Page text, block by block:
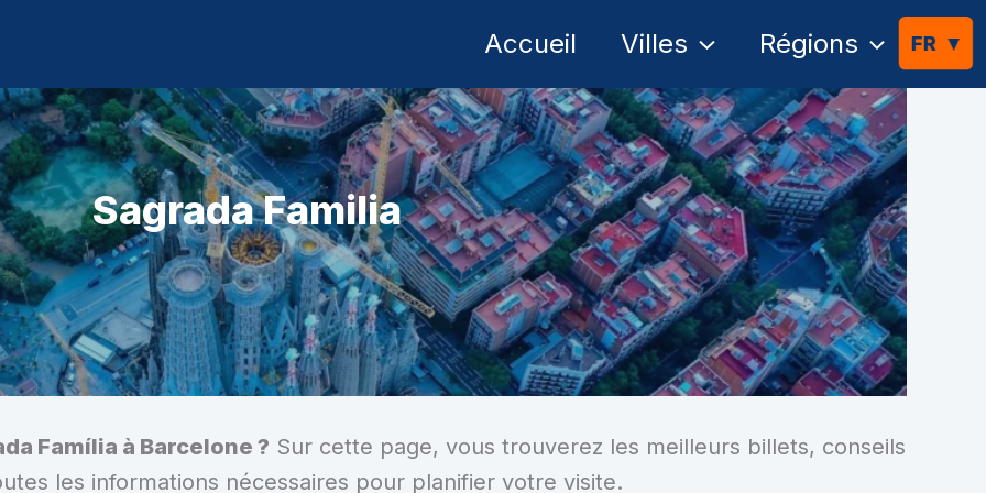
Accueil Villes Régions
Sagrada Familia
Família à Barcelone ? Sur cette page, vous trouverez les meilleurs billets, conseils
les informations nécessaires pour planifier votre visite.